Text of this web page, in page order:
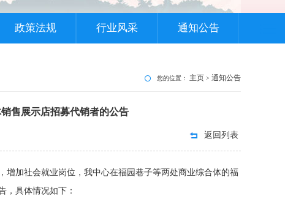
政策法规 行业风采 通知公告
您的位置： 主页 > 通知公告
售展示店招募代销者的公告
返回列表
增加社会就业岗位，我中心在福园巷子等两处商业综合体的福
，具体情况如下：